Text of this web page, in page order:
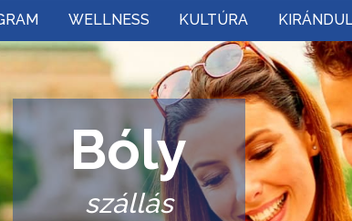
WELLNESS KULTÚRA
Bóly
szállás